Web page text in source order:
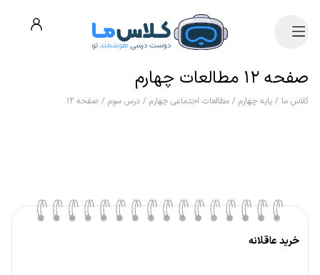
صفحه ۱۲ مطالعات چهارم
کلاس ما / پایه چهارم / مطالعات اجتماعی چهارم / درس سوم / صفحه ۱۲
خرید عاقلانه